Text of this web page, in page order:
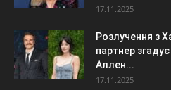
17.11.2025
Розлучення з
партнер згадує
Аллен...
17.11.2025